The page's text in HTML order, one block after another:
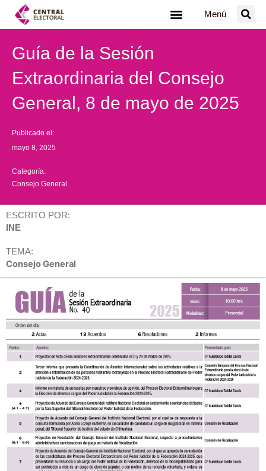
Menú
Guía de la Sesión
Extraordinaria del Consejo
General, 8 de mayo de 2025
Publicado el:
mayo 8, 2025
Categoría:
Consejo General
ESCRITO POR:
INE
TEMA:
Consejo General